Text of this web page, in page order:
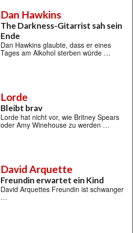
Dan Hawkins
The Darkness-Gitarrist sah sein
Ende
Dan Hawkins glaubte, dass er eines
Tages am Alkohol sterben würde …
Lorde
Bleibt brav
Lorde hat nicht vor, wie Britney Spears
oder Amy Winehouse zu werden …
David Arquette
Freundin erwartet ein Kind
David Arquettes Freundin ist schwanger
…